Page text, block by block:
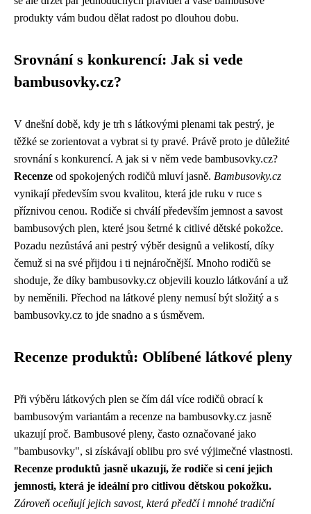
produkty vám budou dělat radost po dlouhou dobu.
Srovnání s konkurencí: Jak si vede
bambusovky.cz?
V dnešní době, kdy je trh s látkovými plenami tak pestrý, je
těžké se zorientovat a vybrat si ty pravé. Právě proto je důležité
srovnání s konkurencí. A jak si v něm vede bambusovky.cz?
Recenze od spokojených rodičů mluví jasně. Bambusovky.cz
vynikají především svou kvalitou, která jde ruku v ruce s
příznivou cenou. Rodiče si chválí především jemnost a savost
bambusových plen, které jsou šetrné k citlivé dětské pokožce.
Pozadu nezůstává ani pestrý výběr designů a velikostí, díky
čemuž si na své přijdou i ti nejnáročnější. Mnoho rodičů se
shoduje, že díky bambusovky.cz objevili kouzlo látkování a už
by neměnili. Přechod na látkové pleny nemusí být složitý a s
bambusovky.cz to jde snadno a s úsměvem.
Recenze produktů: Oblíbené látkové pleny
Při výběru látkových plen se čím dál více rodičů obrací k
bambusovým variantám a recenze na bambusovky.cz jasně
ukazují proč. Bambusové pleny, často označované jako
"bambusovky", si získávají oblibu pro své výjimečné vlastnosti.
Recenze produktů jasně ukazují, že rodiče si cení jejich
jemnosti, která je ideální pro citlivou dětskou pokožku.
Zároveň oceňují jejich savost, která předčí i mnohé tradiční